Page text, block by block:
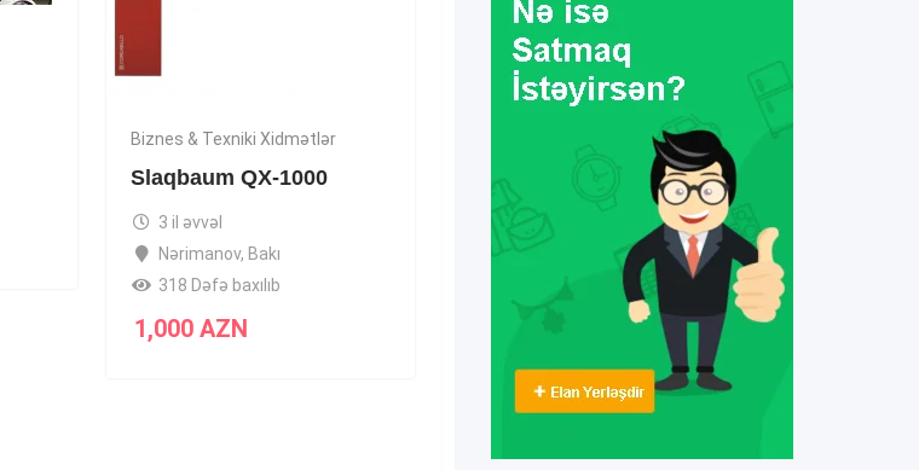
Biznes & Texniki Xidmətlər
Slaqbaum QX-1000
3 il əvvəl
Nərimanov, Bakı
318 Dəfə baxılıb
1,000AZN
Biznes & Texniki Xidmətlər
bisetka qurulması
Yasamal,Bakı
361 Dəfə baxılıb
100AZN